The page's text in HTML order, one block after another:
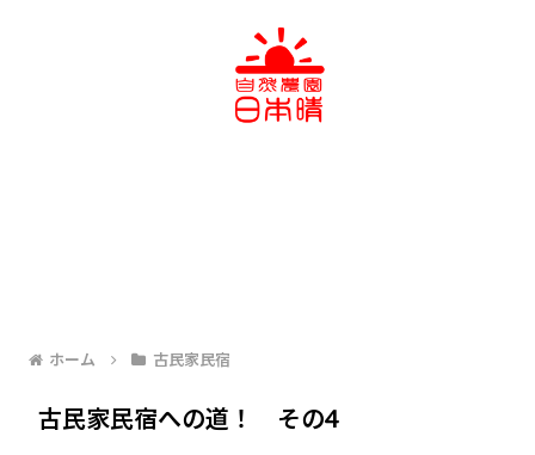
ホーム 古民家民宿
古民家民宿への道！ その4